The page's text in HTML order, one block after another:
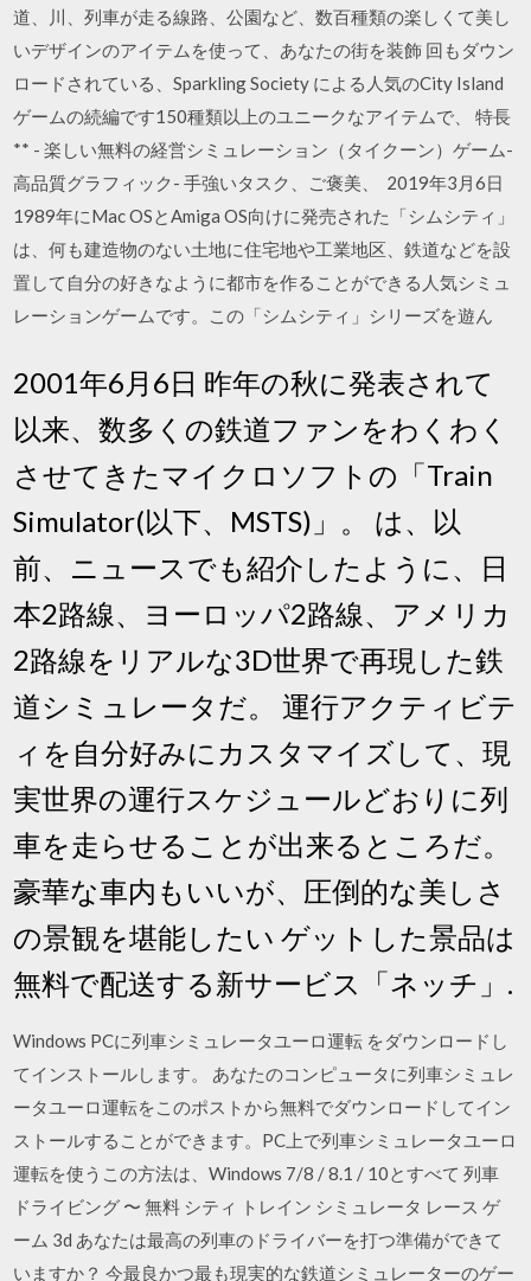
道、川、列車が走る線路、公園など、数百種類の楽しくて美し
いデザインのアイテムを使って、あなたの街を装飾 回もダウン
ロードされている、Sparkling Society による人気のCity Island
ゲームの続編です150種類以上のユニークなアイテムで、 特長
** - 楽しい無料の経営シミュレーション（タイクーン）ゲーム-
高品質グラフィック- 手強いタスク、ご褒美、 2019年3月6日
1989年にMac OSとAmiga OS向けに発売された「シムシティ」
は、何も建造物のない土地に住宅地や工業地区、鉄道などを設
置して自分の好きなように都市を作ることができる人気シミュ
レーションゲームです。この「シムシティ」シリーズを遊ん
2001年6月6日 昨年の秋に発表されて
以来、数多くの鉄道ファンをわくわく
させてきたマイクロソフトの「Train
Simulator(以下、MSTS)」。 は、以
前、ニュースでも紹介したように、日
本2路線、ヨーロッパ2路線、アメリカ
2路線をリアルな3D世界で再現した鉄
道シミュレータだ。 運行アクティビテ
ィを自分好みにカスタマイズして、現
実世界の運行スケジュールどおりに列
車を走らせることが出来るところだ。
豪華な車内もいいが、圧倒的な美しさ
の景観を堪能したい ゲットした景品は
無料で配送する新サービス「ネッチ」.
Windows PCに列車シミュレータユーロ運転 をダウンロードし
てインストールします。 あなたのコンピュータに列車シミュレ
ータユーロ運転をこのポストから無料でダウンロードしてイン
ストールすることができます。PC上で列車シミュレータユーロ
運転を使うこの方法は、Windows 7/8 / 8.1 / 10とすべて 列車
ドライビング 〜 無料 シティ トレイン シミュレータ レース ゲ
ーム 3d あなたは最高の列車のドライバーを打つ準備ができて
いますか？ 今最良かつ最も現実的な鉄道シミュレーターのゲー